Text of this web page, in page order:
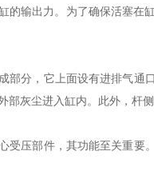
的输出力。为了确保活塞在
部分，它上面设有进排气通
部灰尘进入缸内。此外，杆
受压部件，其功能至关重要